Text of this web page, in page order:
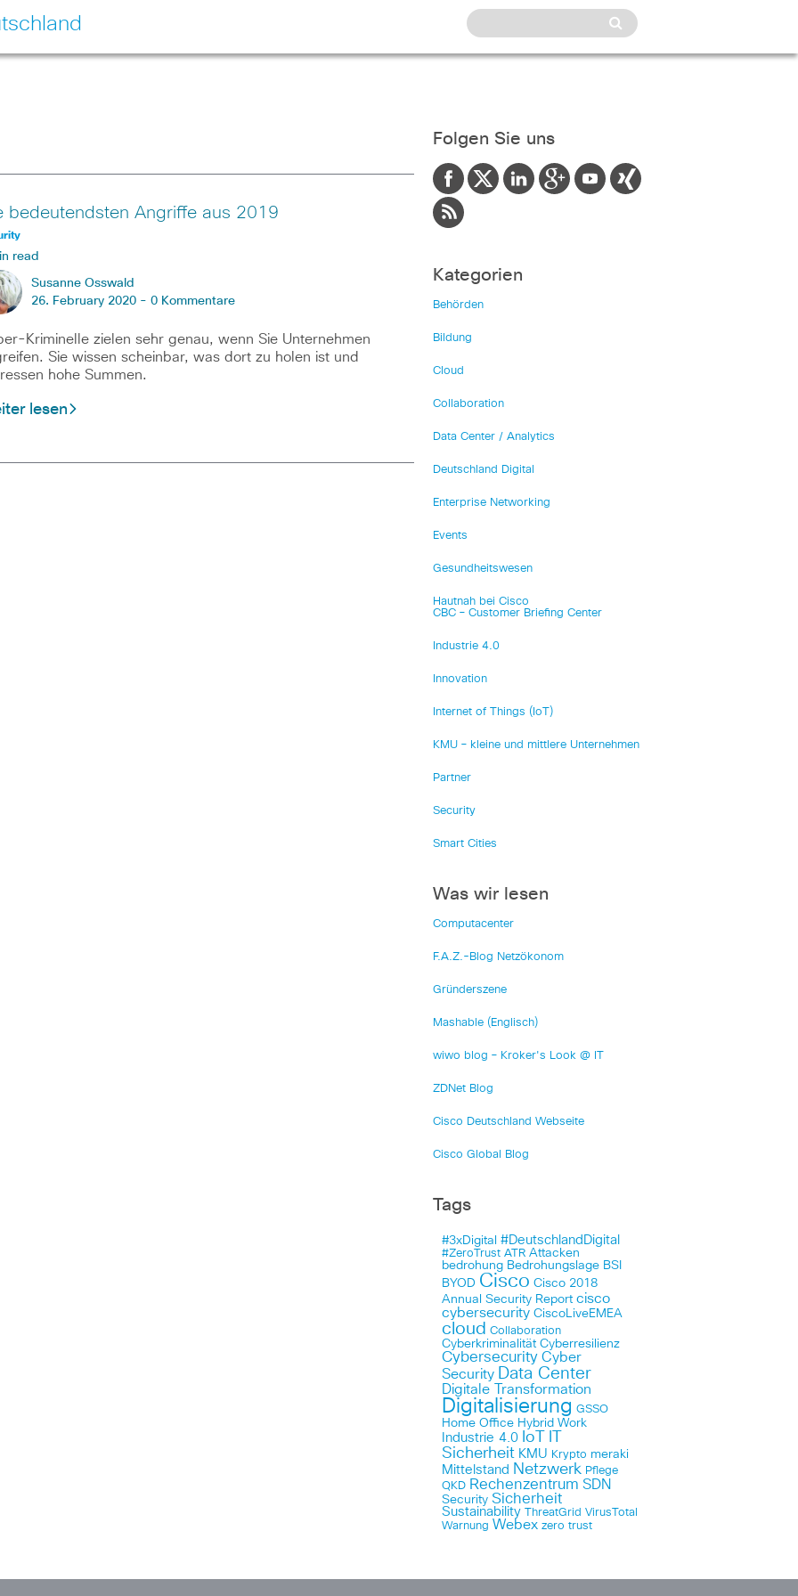
bedeutendsten Angriffe aus 2019
read
Susanne Osswald
26. February 2020 - 0 Kommentare
Kriminelle zielen sehr genau, wenn Sie Unternehmen
Sie wissen scheinbar, was dort zu holen ist und
hohe Summen.
lesen
Folgen Sie uns
Kategorien
Behörden
Bildung
Cloud
Collaboration
Data Center / Analytics
Deutschland Digital
Enterprise Networking
Events
Gesundheitswesen
Hautnah bei Cisco
CBC – Customer Briefing Center
Industrie 4.0
Innovation
Internet of Things (IoT)
KMU – kleine und mittlere Unternehmen
Partner
Security
Smart Cities
Was wir lesen
Computacenter
F.A.Z.-Blog Netzökonom
Gründerszene
Mashable (Englisch)
wiwo blog – Kroker's Look @ IT
ZDNet Blog
Cisco Deutschland Webseite
Cisco Global Blog
Tags
#3xDigital #DeutschlandDigital
#ZeroTrust ATR Attacken
bedrohung Bedrohungslage BSI
BYOD Cisco Cisco 2018
Annual Security Report cisco
cybersecurity CiscoLiveEMEA
cloud Collaboration
Cyberkriminalität Cyberresilienz
Cybersecurity Cyber
Security Data Center
Digitale Transformation
Digitalisierung GSSO
Home Office Hybrid Work
Industrie 4.0 IoT
Sicherheit KMU Krypto meraki
Mittelstand Netzwerk Pflege
QKD Rechenzentrum SDN
Security Sicherheit
Sustainability ThreatGrid VirusTotal
Warnung Webex zero trust